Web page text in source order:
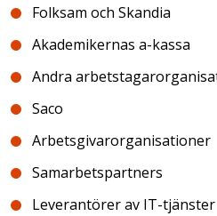
Folksam och Skandia
Akademikernas a-kassa
Andra
Saco
Arbetsgivarorganisationer
Samarbetspartners
Leverantörer av IT-tjänster